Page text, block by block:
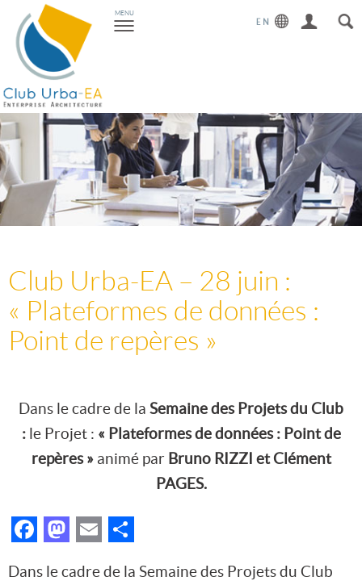
Toggle
navigation
MENU
Club Urba-EA – 28 juin :
« Plateformes de données :
Point de repères »
Dans le cadre de la Semaine des Projets du Club
:le Projet : « Plateformes de données : Point de
repères» animé par Bruno RIZZI et Clément
PAGES.
Facebook
Mastodon
Email
Dans le cadre de la Semaine des Projets du Club